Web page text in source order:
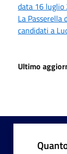
data 16 luglio
La Passerella
candidati a
Ultimo